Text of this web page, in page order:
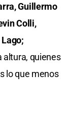
Guillermo
Colli,
altura, quienes
lo que menos